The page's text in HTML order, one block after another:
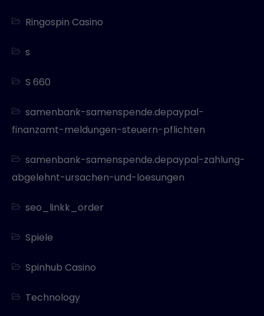
Ringospin Casino
s
S 660
samenbank-samenspende.depaypal-
finanzamt-meldungen-steuern-pflichten
samenbank-samenspende.depaypal-zahlung-
abgelehnt-ursachen-und-loesungen
seo_linkk_order
Spiele
Spinhub Casino
Technology